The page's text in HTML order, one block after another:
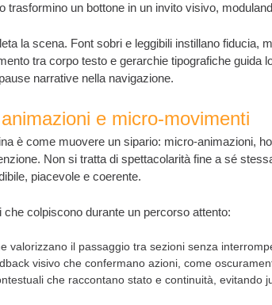
trasformino un bottone in un invito visivo,
la scena. Font sobri e leggibili instillano fiducia,
tra corpo testo e gerarchie tipografiche guida
narrative nella navigazione.
e micro-movimenti
è come muovere un sipario: micro-animazioni,
Non si tratta di spettacolarità fine a sé
piacevole e coerente.
che colpiscono durante un percorso attento:
valorizzano il passaggio tra sezioni senza
visivo che confermano azioni, come
che raccontano stato e continuità, evitando